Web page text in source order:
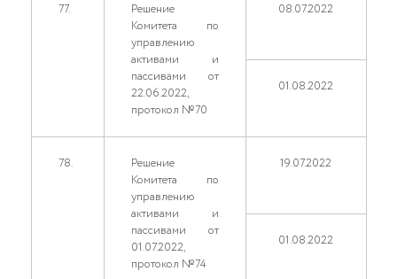
77.
Решение
Комитета по
управлению
активами и
пассивами от
22.06.2022,
протокол №70
08.07.2022
01.08.2022
78.
Решение
Комитета по
управлению
активами и
пассивами от
01.07.2022,
протокол №74
19.07.2022
01.08.2022